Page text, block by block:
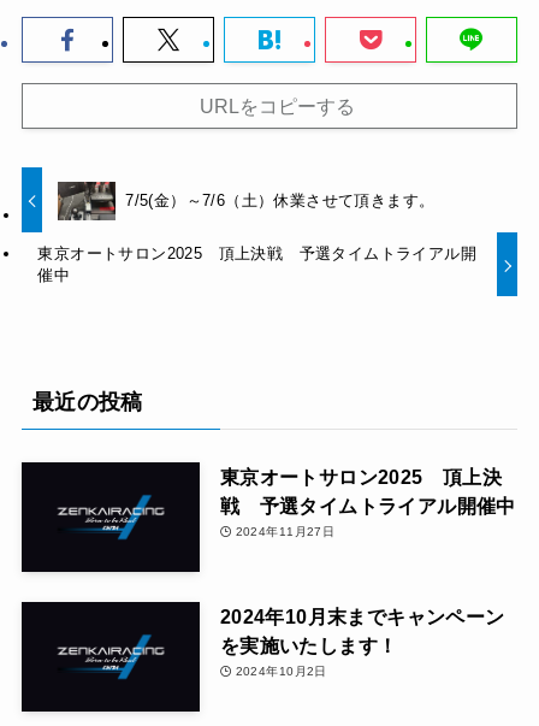
URLをコピーする
7/5(金）～7/6（土）休業させて頂きます。
東京オートサロン2025 頂上決戦 予選タイムトライアル開
催中
最近の投稿
東京オートサロン2025 頂上決
戦 予選タイムトライアル開催中
2024年11月27日
2024年10月末までキャンペーン
を実施いたします！
2024年10月2日